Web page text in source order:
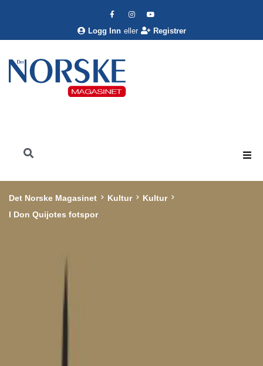
Logg Inn eller Registrer
Det Norske Magasinet Kultur
Kultur
I Don Quijotes fotspor